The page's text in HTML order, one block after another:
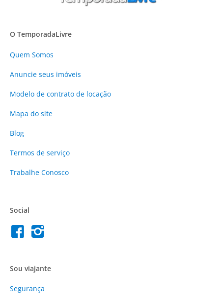
O TemporadaLivre
Quem Somos
Anuncie seus imóveis
Modelo de contrato de locação
Mapa do site
Blog
Termos de serviço
Trabalhe Conosco
Social
Sou viajante
Segurança